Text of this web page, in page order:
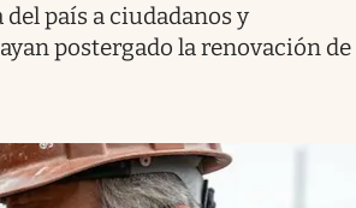
país a ciudadanos y
postergado la renovación de